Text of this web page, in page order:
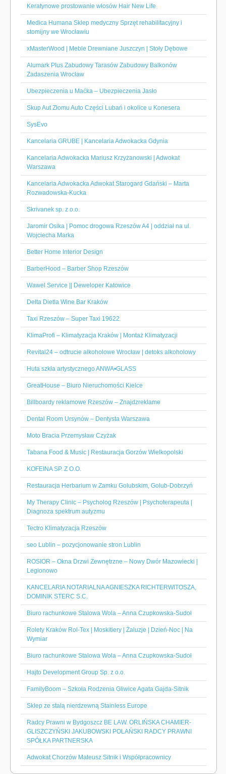
Keratynowe prostowanie włosów Hair New Life
Medica Humana Sklep medyczny Sprzęt rehabilitacyjny i
stomijny we Wrocławiu
xMasterWood | Meble Drewniane Juszczyn | Stoły Dębowe
Alumark Plus Zabudowy Tarasów Zabudowy Balkonów
Zadaszenia Wrocław
Ubezpieczenia u Maćka – Ubezpieczenia Jasło
Skup Aut Złomu Auto Części Lubań i okolice u Konesera
SysEvo
Kancelaria GRUBE | Kancelaria Adwokacka Gdynia
Kancelaria Adwokacka Mariusz Krzyżanowski | Adwokat
Warszawa
Kancelaria Adwokacka Adwokat Starogard Gdański – Marta
Rozwadowska-Kucka
Skrivanek sp. z o.o.
Jaromir Osika | Pomoc drogowa Rzeszów A4 | oddział na ul.
Wojciecha Marka
Better Home Interior Design
BarberHood – Barber Shop Rzeszów
Wawel Service || Deweloper Katowice
Delta Dietla Wine Bar Kraków
Taxi Rzeszów – Super Taxi 19622
KlimaProfi – Klimatyzacja Kraków | Montaż Klimatyzacji
Revital24 – odtrucie alkoholowe Wrocław | detoks alkoholowy
Huta szkła artystycznego ANWA•GLASS
GreatHouse – Biuro Nieruchomości Kielce
Billboardy reklamowe Rzeszów – Znajdzreklame
Dental Room Ursynów – Dentysta Warszawa
Moto Bracia Przemysław Czyżak
Tabana Food & Music | Restauracja Gorzów Wielkopolski
KOFEINA SP. Z O.O.
Restauracja Herbarium w Zamku Golubskim, Golub-Dobrzyń
My Therapy Clinic – Psycholog Rzeszów | Psychoterapeuta |
Diagnoza spektrum autyzmu
Tectro Klimatyzacja Rzeszów
seo Lublin – pozycjonowanie stron Lublin
ROSIOR – Okna Drzwi Zewnętrzne – Nowy Dwór Mazowiecki |
Legionowo
KANCELARIA NOTARIALNA AGNIESZKA RICHTERWITOSZA,
DOMINIK STERC S.C.
Biuro rachunkowe Stalowa Wola – Anna Czupkowska-Sudoł
Rolety Kraków Rol-Tex | Moskitiery | Żaluzje | Dzień-Noc | Na
Wymiar
Biuro rachunkowe Stalowa Wola – Anna Czupkowska-Sudoł
Hajto Development Group Sp. z o.o.
FamilyBoom – Szkoła Rodzenia Gliwice Agata Gajda-Sitnik
Sklep ze stalą nierdzewną Stainless Europe
Radcy Prawni w Bydgoszcz BE LAW. ORLIŃSKA CHAMIER-
GLISZCZYŃSKI JAKUBOWSKI POLAŃSKI RADCY PRAWNI
SPÓŁKA PARTNERSKA
Adwokat Chorzów Mateusz Sitnik i Współpracownicy